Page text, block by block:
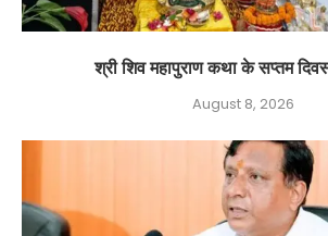
श्री शिव महापुराण कथा के सप्तम
August 8, 2026